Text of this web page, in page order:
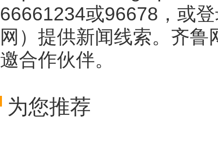
66661234或96678，或
网 ）提供新闻线索。齐鲁
邀合作伙伴。
为您推荐